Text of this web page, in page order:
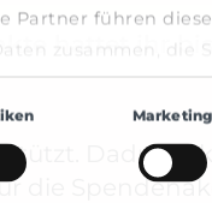
Partner führen diese
zusammen, die
Ihrer Nutzung
Marketing
hattet ihr
Dadurch
die